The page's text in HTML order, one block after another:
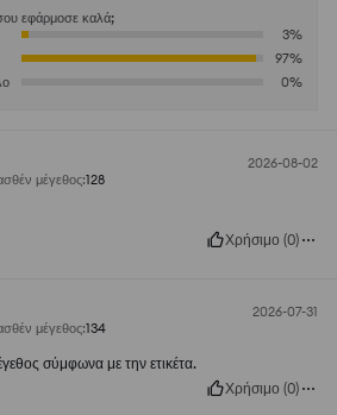
εφάρμοσε καλά;
3%
97%
0%
2026-08-02
μέγεθος:128
Χρήσιμο (0)
2026-07-31
μέγεθος:134
σύμφωνα με την ετικέτα.
Χρήσιμο (0)